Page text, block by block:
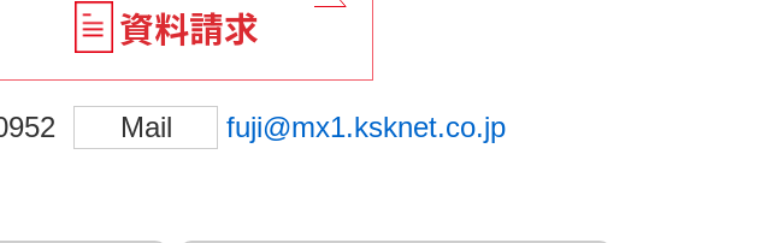
資料請求
Mail fuji@mx1.ksknet.co.jp